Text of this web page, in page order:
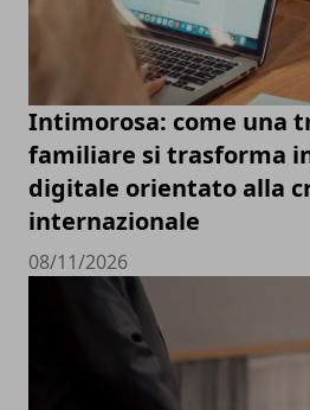
Intimorosa: come una
familiare si trasforma
digitale orientato alla
internazionale
08/11/2026